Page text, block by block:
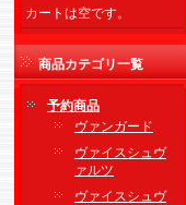
カートは空です。
商品カテゴリ一覧
予約商品
ヴァンガード
ヴァイスシュヴ
ァルツ
ヴァイスシュヴ